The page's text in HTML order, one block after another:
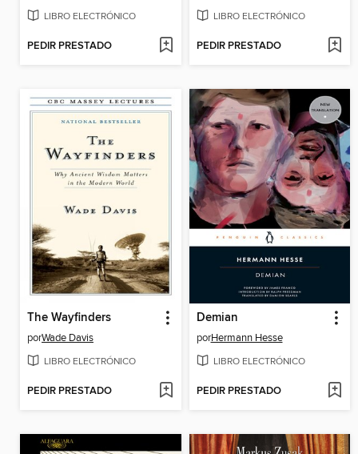
LIBRO ELECTRÓNICO
PEDIR PRESTADO
LIBRO ELECTRÓNICO
PEDIR PRESTADO
The Wayfinders
porWade Davis
LIBRO ELECTRÓNICO
PEDIR PRESTADO
Demian
porHermann Hesse
LIBRO ELECTRÓNICO
PEDIR PRESTADO